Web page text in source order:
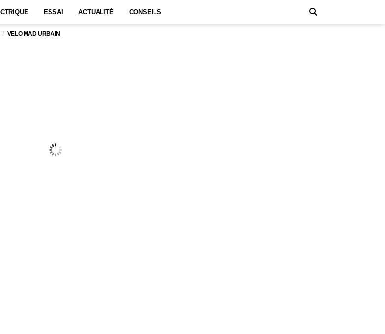
ESSAI ACTUALITÉ CONSEILS
VELO MAD URBAIN